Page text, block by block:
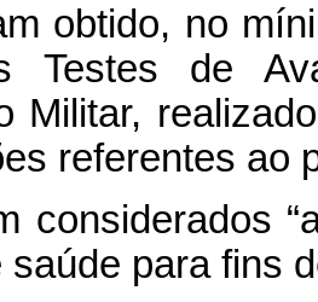
obtido, no
Testes de
Militar,
referentes ao
considerados
saúde para fins